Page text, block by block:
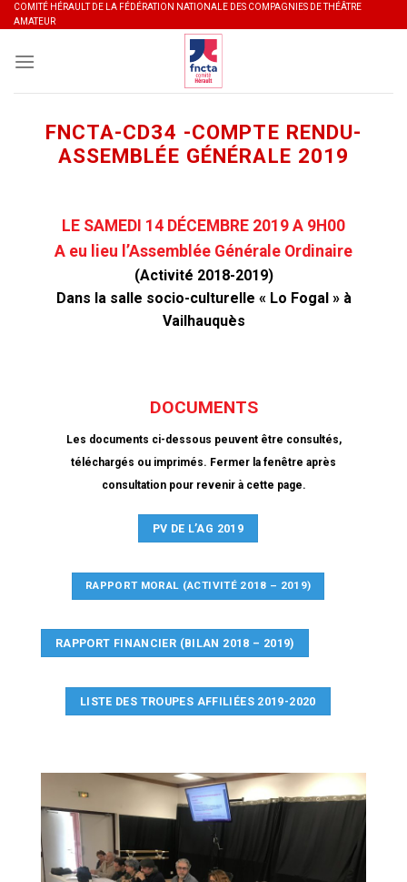
Skip
to
content
COMITÉ HÉRAULT DE LA FÉDÉRATION NATIONALE DES COMPAGNIES DE THÉÂTRE
AMATEUR
FNCTA-CD34 -COMPTE RENDU-
ASSEMBLÉE GÉNÉRALE 2019
LE SAMEDI 14 DÉCEMBRE 2019 A 9H00
A eu lieu l’Assemblée Générale Ordinaire
(Activité 2018-2019)
Dans la salle socio-culturelle « Lo Fogal » à
Vailhauquès
DOCUMENTS
Les documents ci-dessous peuvent être consultés,
téléchargés ou imprimés. Fermer la fenêtre après
consultation pour revenir à cette page.
PV DE L’AG 2019
RAPPORT MORAL (ACTIVITÉ 2018 – 2019)
RAPPORT FINANCIER (BILAN 2018 – 2019)
LISTE DES TROUPES AFFILIÉES 2019-2020